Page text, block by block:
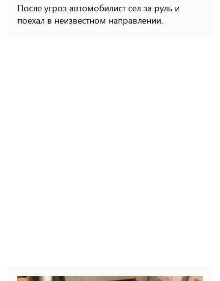
После угроз автомобилист сел за руль и
поехал в неизвестном направлении.